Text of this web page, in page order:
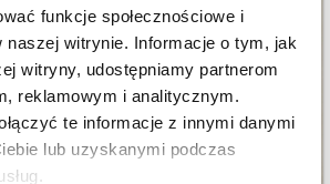
funkcje społecznościowe i
naszej witrynie. Informacje o tym, jak
witryny, udostępniamy partnerom
reklamowym i analitycznym.
te informacje z innymi danymi
lub uzyskanymi podczas